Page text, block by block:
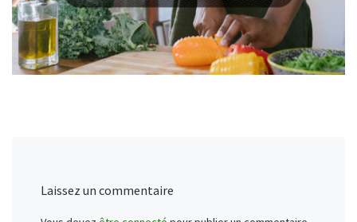
Laissez un commentaire